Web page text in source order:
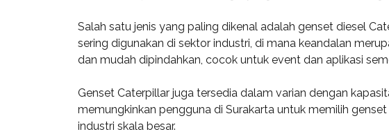
Salah satu jenis yang paling dikenal adalah genset diesel
sering digunakan di sektor industri, di mana keandalan
dan mudah dipindahkan, cocok untuk event dan aplikasi
Genset Caterpillar juga tersedia dalam varian dengan
memungkinkan pengguna di Surakarta untuk memilih
industri skala besar.